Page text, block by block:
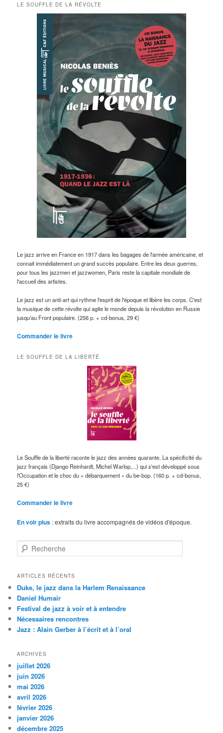
LE SOUFFLE DE LA RÉVOLTE
Le jazz arrive en France en 1917 dans les bagages de l'armée américaine, et
connait immédiatement un grand succès populaire. Entre les deux guerres,
pour tous les jazzmen et jazzwomen, Paris reste la capitale mondiale de
l'accueil des artistes.
Le jazz est un anti-art qui rythme l'esprit de l'époque et libère les corps. C'est
la musique de cette révolte qui agite le monde depuis la révolution en Russie
jusqu'au Front populaire. (256 p. + cd-bonus, 29 €)
Commander le livre
LE SOUFFLE DE LA LIBERTÉ
Le Souffle de la liberté raconte le jazz des années quarante. La spécificité du
jazz français (Django Reinhardt, Michel Warlop,...) qui s'est développé sous
l'Occupation et le choc du « débarquement » du be-bop. (160 p. + cd-bonus,
25 €)
Commander le livre
En voir plus : extraits du livre accompagnés de vidéos d'époque.
e
h
r
c
h
e
ARTICLES RÉCENTS
Duke, le jazz dans la Harlem Renaissance
Daniel Humair
Festival de jazz à voir et à entendre
Nécessaires rencontres
Jazz : Alain Gerber à l’écrit et à l’oral
ARCHIVES
juillet 2026
juin 2026
mai 2026
avril 2026
février 2026
janvier 2026
décembre 2025